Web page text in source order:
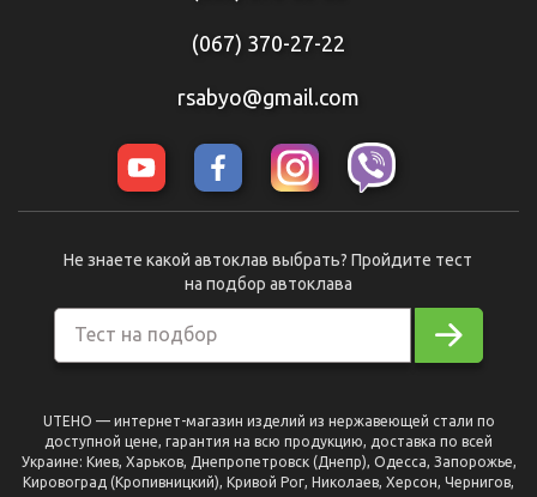
(067) 370-27-22
rsabyo@gmail.com
Тест на подбор
Не знаете какой автоклав выбрать? Пройдите тест
на подбор автоклава
UTEHO — интернет-магазин изделий из нержавеющей стали по
доступной цене, гарантия на всю продукцию, доставка по всей
Украине: Киев, Харьков, Днепропетровск (Днепр), Одесса, Запорожье,
Кировоград (Кропивницкий), Кривой Рог, Николаев, Херсон, Чернигов,